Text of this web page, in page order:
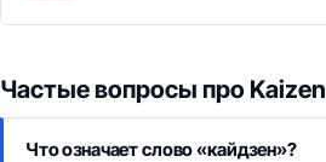
Частые вопросы про Kaizen
Что означает слово «кайдзен»?